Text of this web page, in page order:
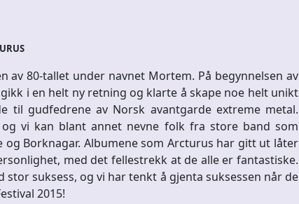
80-tallet under navnet Mortem. På begynnelsen av
i en helt ny retning og klarte å skape noe helt unikt
gudfedrene av Norsk avantgarde extreme metal.
vi kan blant annet nevne folk fra store band som
og Borknagar. Albumene som Arcturus har gitt ut låter
med det fellestrekk at de alle er fantastiske.
suksess, og vi har tenkt å gjenta suksessen når de
2015!